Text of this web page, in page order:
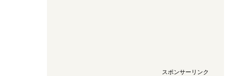
スポンサーリンク